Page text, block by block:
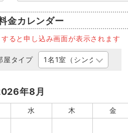
金カレンダー
ると申し込み画面が表示されます
屋タイプ
年8月
水 木 金